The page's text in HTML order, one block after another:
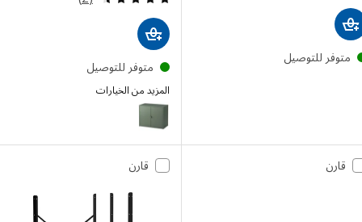
للتوصيل
متوفر للتوصيل
المزيد من الخيارات
BROR
قارن قارن